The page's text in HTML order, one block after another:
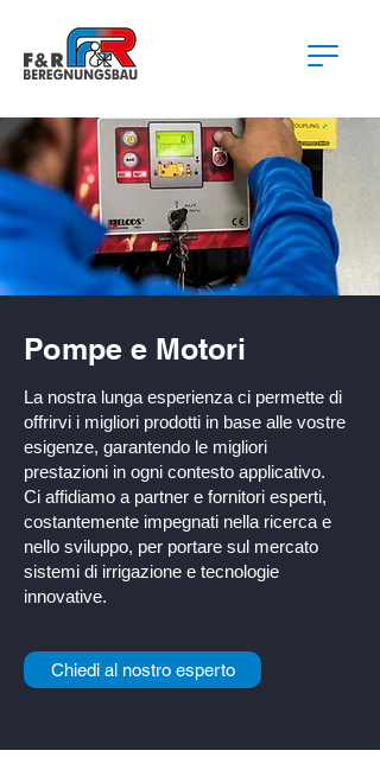
Pompe e Motori
La nostra lunga esperienza ci permette di
offrirvi i migliori prodotti in base alle vostre
esigenze, garantendo le migliori
prestazioni in ogni contesto applicativo.
Ci affidiamo a partner e fornitori esperti,
costantemente impegnati nella ricerca e
nello sviluppo, per portare sul mercato
sistemi di irrigazione e tecnologie
innovative.
Chiedi al nostro esperto